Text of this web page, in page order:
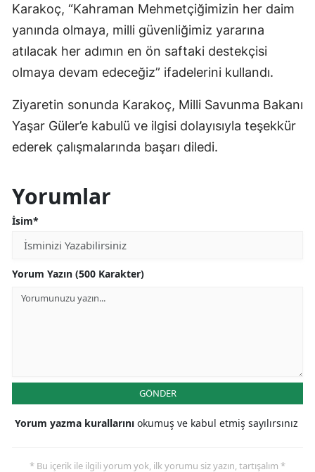
Karakoç, “Kahraman Mehmetçiğimizin her daim
yanında olmaya, milli güvenliğimiz yararına
atılacak her adımın en ön saftaki destekçisi
olmaya devam edeceğiz” ifadelerini kullandı.
Ziyaretin sonunda Karakoç, Milli Savunma Bakanı
Yaşar Güler’e kabulü ve ilgisi dolayısıyla teşekkür
ederek çalışmalarında başarı diledi.
Yorumlar
İsim*
Yorum Yazın (500 Karakter)
GÖNDER
Yorum yazma kurallarını okumuş ve kabul etmiş sayılırsınız
* Bu içerik ile ilgili yorum yok, ilk yorumu siz yazın, tartışalım *